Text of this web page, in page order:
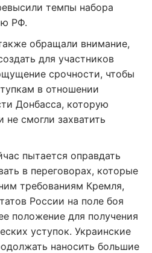
темпы набора
РФ.
обращали внимание,
для участников
срочности, чтобы
в отношении
Донбасса, которую
смогли захватить
пытается оправдать
в переговорах, которые
требованиям Кремля,
России на поле боя
положение для получения
уступок. Украинские
наносить большие